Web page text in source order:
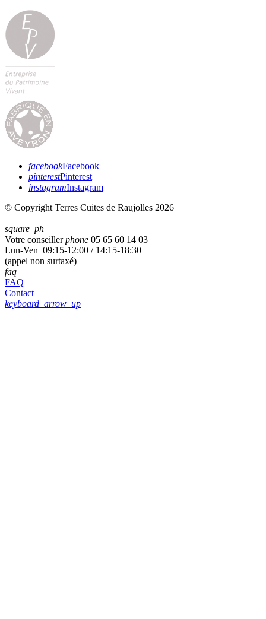
facebookFacebook
pinterestPinterest
instagramInstagram
© Copyright Terres Cuites de Raujolles 2026
square_ph
Votre conseillerphone 05 65 60 14 03
Lun-Ven 09:15-12:00 / 14:15-18:30
(appel non surtaxé)
faq
FAQ
Contact
keyboard_arrow_up